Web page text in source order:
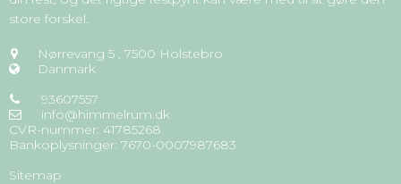
store forskel.
Nørrevang 5
7500 Holstebro
Danmark
93607557
info@himmelrum.dk
CVR-nummer: 41785268
Bankoplysninger: 7670-0007987683
Sitemap